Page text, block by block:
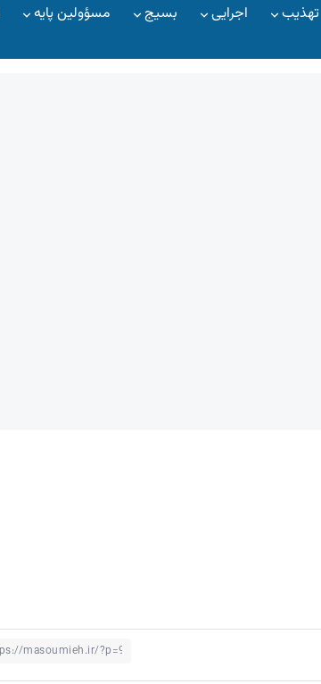
تهذیب اجرایی بسیج مسؤولین پایه